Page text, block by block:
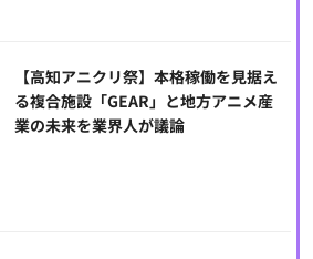
【高知アニクリ祭】本格稼働を見据え
る複合施設「GEAR」と地方アニメ産
業の未来を業界人が議論